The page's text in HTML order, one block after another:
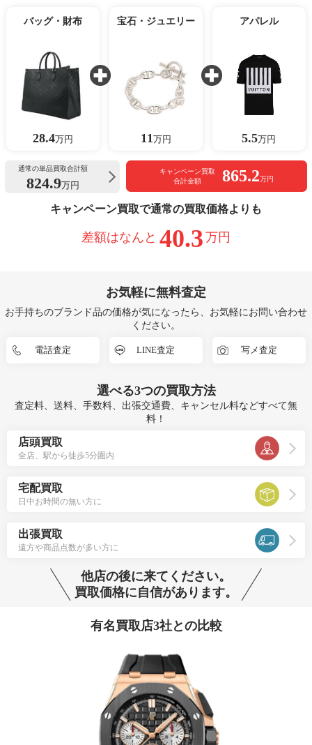
バッグ・財布
28.4万円
宝石・ジュエリー
11 万円
アパレル
5.5万円
通常の単品買取合計額
824.9万円
キャンペーン買取
合計金額
865.2万円
キャンペーン買取で通常の買取価格よりも
差額はなんと 40.3 万円
お気軽に無料査定
お手持ちのブランド品の価格が気になったら、お気軽にお問い合わせ
ください。
電話査定 LINE査定 写メ査定
選べる3つの買取方法
査定料、送料、手数料、出張交通費、キャンセル料などすべて無
料！
店頭買取
全店、駅から徒歩5分圏内
宅配買取
日中お時間の無い方に
出張買取
遠方や商品点数が多い方に
他店の後に来てください。
買取価格に自信があります。
有名買取店3社との比較